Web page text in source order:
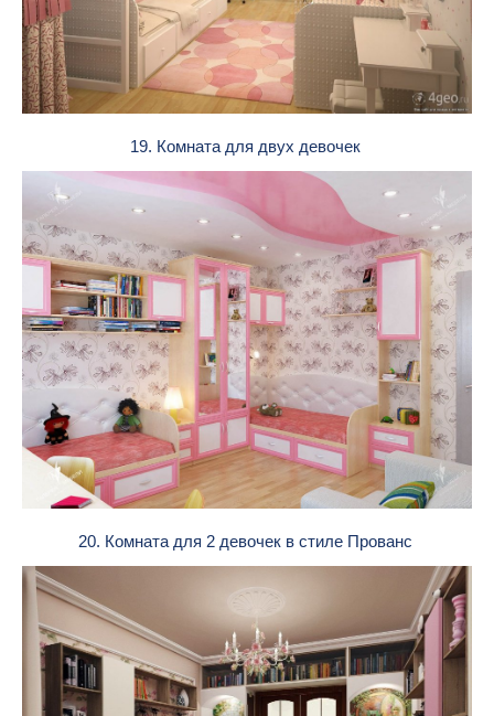
19. Комната для двух девочек
20. Комната для 2 девочек в стиле Прованс